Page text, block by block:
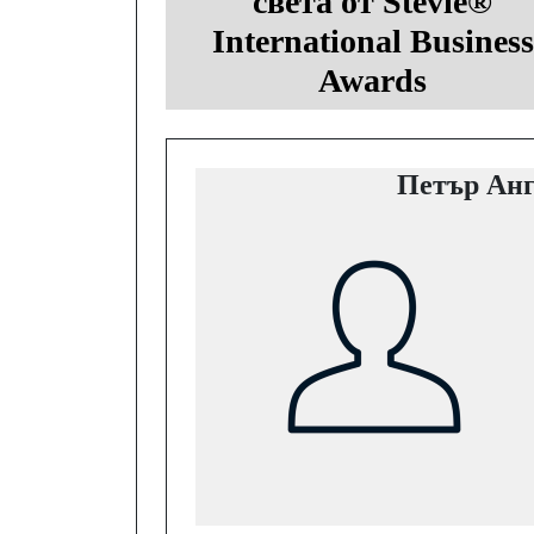
International Business
Awards
Петър